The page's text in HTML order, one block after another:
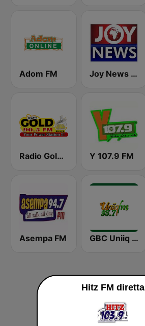
Adom FM Joy News TV
Radio Gold 90.5 Y 107.9 FM
Asempa FM GBC Uniiq FM 95.7
Hitz FM diretta